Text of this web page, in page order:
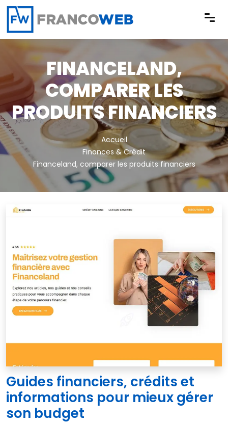
Panneau de gestion des cookies
FINANCELAND,
COMPARER LES
PRODUITS FINANCIERS
Accueil
Finances & Crédit
Financeland, comparer les produits financiers
Guides financiers, crédits et
informations pour mieux gérer
son budget